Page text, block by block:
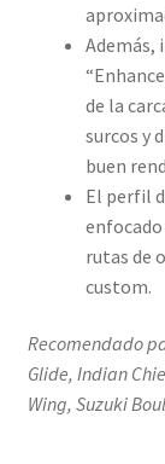
Además,
de la
surcos y
buen
El perfil
rutas de
custom.
Recomendado
Glide, Indian
Wing, Suzuki